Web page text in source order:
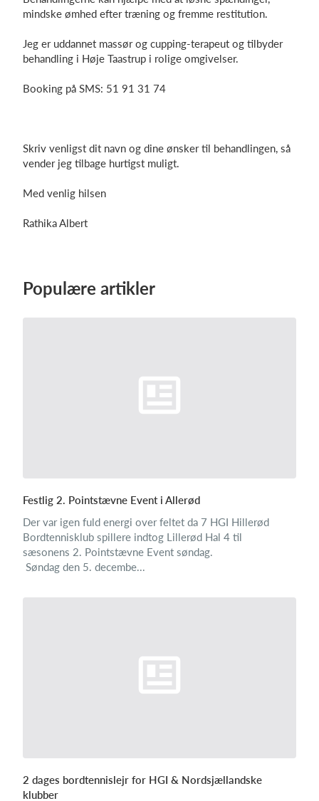
mindske ømhed efter træning og fremme restitution.
Jeg er uddannet massør og cupping-terapeut og tilbyder
behandling i Høje Taastrup i rolige omgivelser.
Booking på SMS: 51 91 31 74
Skriv venligst dit navn og dine ønsker til behandlingen, så
vender jeg tilbage hurtigst muligt.
Med venlig hilsen
Rathika Albert
Populære artikler
Festlig 2. Pointstævne Event i Allerød
Der var igen fuld energi over feltet da 7 HGI Hillerød
Bordtennisklub spillere indtog Lillerød Hal 4 til
sæsonens 2. Pointstævne Event søndag.
Søndag den 5. decembe...
2 dages bordtennislejr for HGI & Nordsjællandske
klubber